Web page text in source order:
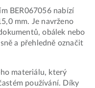
BER067056 nabízí
mm. Je navrženo
obálek nebo
a přehledně označit
materiálu, který
používání. Díky